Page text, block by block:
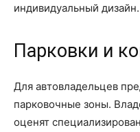
индивидуальный дизайн.
Парковки и
Для автовладельцев
парковочные зоны.
оценят